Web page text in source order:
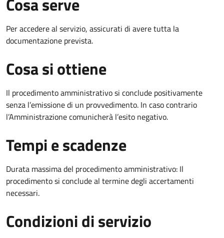
Per accedere al servizio, assicurati di avere tutta la
documentazione prevista.
Cosa si ottiene
Il procedimento amministrativo si conclude positivamente
senza l’emissione di un provvedimento. In caso contrario
l’Amministrazione comunicherà l’esito negativo.
Tempi e scadenze
Durata massima del procedimento amministrativo: Il
procedimento si conclude al termine degli accertamenti
necessari.
Condizioni di servizio